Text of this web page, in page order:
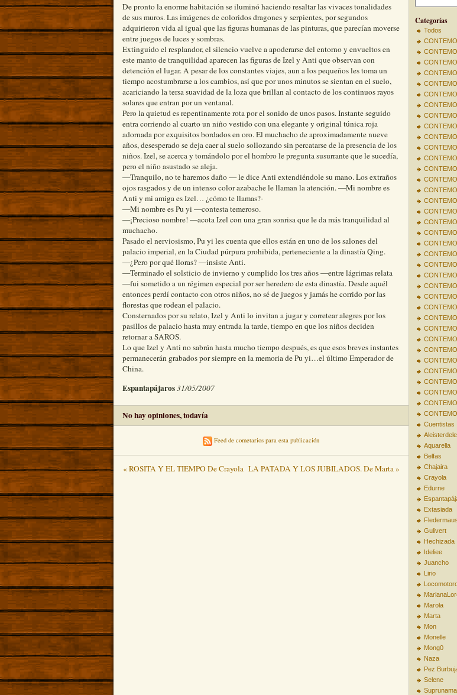
Categorías
Todos
Cuentistas
Aquarella
Belfas
Chajaira
Crayola
Edurne
Extasiada
Fledermaus
Gulivert
Hechizada
Ideliee
Juancho
Lirio
Marola
Marta
Mon
Monelle
Mong0
Naza
Pez
Selene
De pronto la enorme habitación se iluminó haciendo resaltar las vivaces tonalidades
de sus muros. Las imágenes de coloridos dragones y serpientes, por segundos
adquirieron vida al igual que las figuras humanas de las pinturas, que parecían moverse
entre juegos de luces y sombras.
Extinguido el resplandor, el silencio vuelve a apoderarse del entorno y envueltos en
este manto de tranquilidad aparecen las figuras de Izel y Anti que observan con
detención el lugar. A pesar de los constantes viajes, aun a los pequeños les toma un
tiempo acostumbrarse a los cambios, así que por unos minutos se sientan en el suelo,
acariciando la tersa suavidad de la loza que brillan al contacto de los continuos rayos
solares que entran por un ventanal.
Pero la quietud es repentinamente rota por el sonido de unos pasos. Instante seguido
entra corriendo al cuarto un niño vestido con una elegante y original túnica roja
adornada por exquisitos bordados en oro. El muchacho de aproximadamente nueve
años, desesperado se deja caer al suelo sollozando sin percatarse de la presencia de los
niños. Izel, se acerca y tomándolo por el hombro le pregunta susurrante que le sucedía,
pero el niño asustado se aleja.
—Tranquilo, no te haremos daño — le dice Anti extendiéndole su mano. Los extraños
ojos rasgados y de un intenso color azabache le llaman la atención. —Mi nombre es
Anti y mi amiga es Izel… ¿cómo te llamas?-
—Mi nombre es Pu yi —contesta temeroso.
—¡Precioso nombre! —acota Izel con una gran sonrisa que le da más tranquilidad al
muchacho.
Pasado el nerviosismo, Pu yi les cuenta que ellos están en uno de los salones del
palacio imperial, en la Ciudad púrpura prohibida, perteneciente a la dinastía Qing.
—¿Pero por qué lloras? —insiste Anti.
—Terminado el solsticio de invierno y cumplido los tres años —entre lágrimas relata
—fui sometido a un régimen especial por ser heredero de esta dinastía. Desde aquél
entonces perdí contacto con otros niños, no sé de juegos y jamás he corrido por las
florestas que rodean el palacio.
Consternados por su relato, Izel y Anti lo invitan a jugar y corretear alegres por los
pasillos de palacio hasta muy entrada la tarde, tiempo en que los niños deciden
retornar a SAROS.
Lo que Izel y Anti no sabrán hasta mucho tiempo después, es que esos breves instantes
permanecerán grabados por siempre en la memoria de Pu yi…el último Emperador de
China.
Espantapájaros31/05/2007
No hay opiniones, todavía
Feed de cometarios para esta publicación
« ROSITA Y EL TIEMPO De Crayola LA PATADA Y LOS JUBILADOS. De Marta »